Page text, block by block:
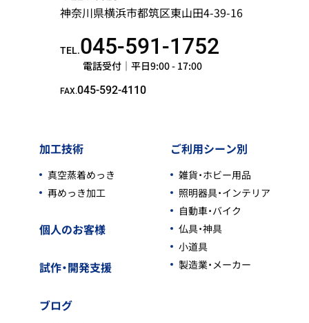
神奈川県横浜市都筑区東山田4-39-16
TEL.045-591-1752
電話受付｜平日9:00 - 17:00
FAX.045-592-4110
加工技術
真空蒸着めっき
再めっき加工
個人のお客様
試作・開発支援
ブログ
ご利用シーン別
雑貨・ホビー用品
照明器具・インテリア
自動車・バイク
仏具・神具
小道具
製造業・メーカー